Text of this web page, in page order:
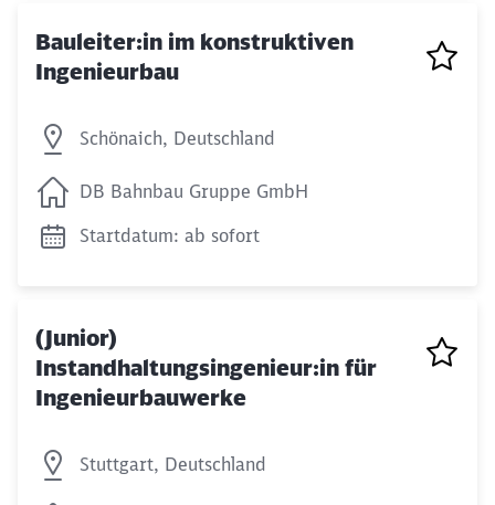
Bauleiter:in im konstruktiven
Ingenieurbau
Schönaich, Deutschland
DB Bahnbau Gruppe GmbH
Startdatum: ab sofort
(Junior)
Instandhaltungsingenieur:in für
Ingenieurbauwerke
Stuttgart, Deutschland